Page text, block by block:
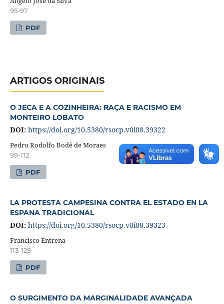
95-97
PDF
ARTIGOS ORIGINAIS
O JECA E A COZINHEIRA: RAÇA E RACISMO EM
MONTEIRO LOBATO
DOI: https://doi.org/10.5380/rsocp.v0i08.39322
Pedro Rodolfo Bodê de Moraes
99-112
PDF
LA PROTESTA CAMPESINA CONTRA EL ESTADO EN LA
ESPANA TRADICIONAL
DOI: https://doi.org/10.5380/rsocp.v0i08.39323
Francisco Entrena
113-129
PDF
O SURGIMENTO DA MARGINALIDADE AVANÇADA